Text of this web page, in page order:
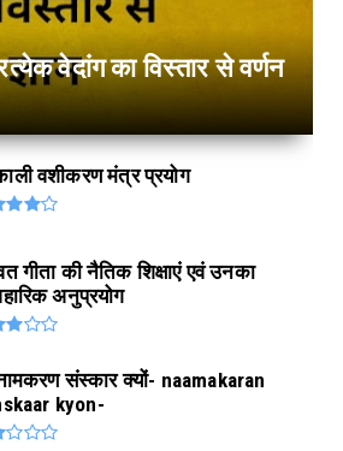
वेदांग का विस्तार से वर्णन
वशीकरण मंत्र प्रयोग
गीता की नैतिक शिक्षाएं एवं उनका
अनुप्रयोग
संस्कार क्यों- naamakaran
kyon-